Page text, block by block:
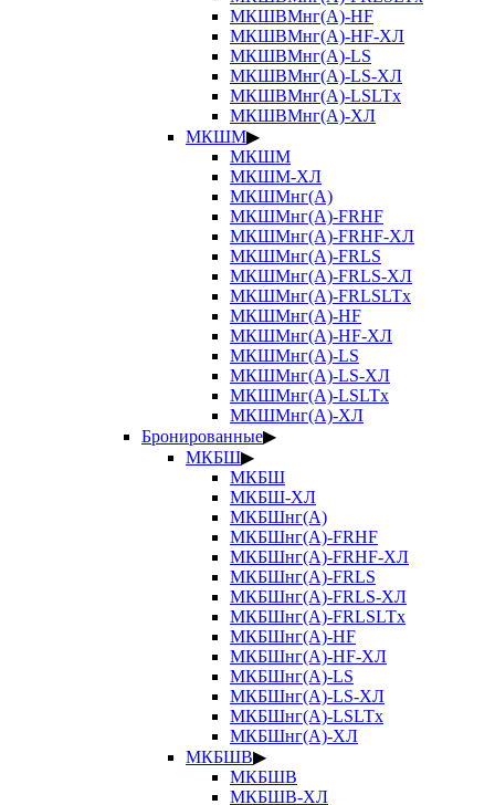
МКШВМнг(А)-HF
МКШВМнг(А)-HF-ХЛ
МКШВМнг(А)-LS
МКШВМнг(А)-LS-ХЛ
МКШВМнг(А)-LSLTx
МКШВМнг(А)-ХЛ
МКШМ▶
МКШМ
МКШМ-ХЛ
МКШМнг(А)
МКШМнг(А)-FRHF
МКШМнг(А)-FRHF-ХЛ
МКШМнг(А)-FRLS
МКШМнг(А)-FRLS-ХЛ
МКШМнг(А)-FRLSLTx
МКШМнг(А)-HF
МКШМнг(А)-HF-ХЛ
МКШМнг(А)-LS
МКШМнг(А)-LS-ХЛ
МКШМнг(А)-LSLTx
МКШМнг(А)-ХЛ
Бронированные▶
МКБШ▶
МКБШ
МКБШ-ХЛ
МКБШнг(А)
МКБШнг(А)-FRHF
МКБШнг(А)-FRHF-ХЛ
МКБШнг(А)-FRLS
МКБШнг(А)-FRLS-ХЛ
МКБШнг(А)-FRLSLTx
МКБШнг(А)-HF
МКБШнг(А)-HF-ХЛ
МКБШнг(А)-LS
МКБШнг(А)-LS-ХЛ
МКБШнг(А)-LSLTx
МКБШнг(А)-ХЛ
МКБШВ▶
МКБШВ
МКБШВ-ХЛ